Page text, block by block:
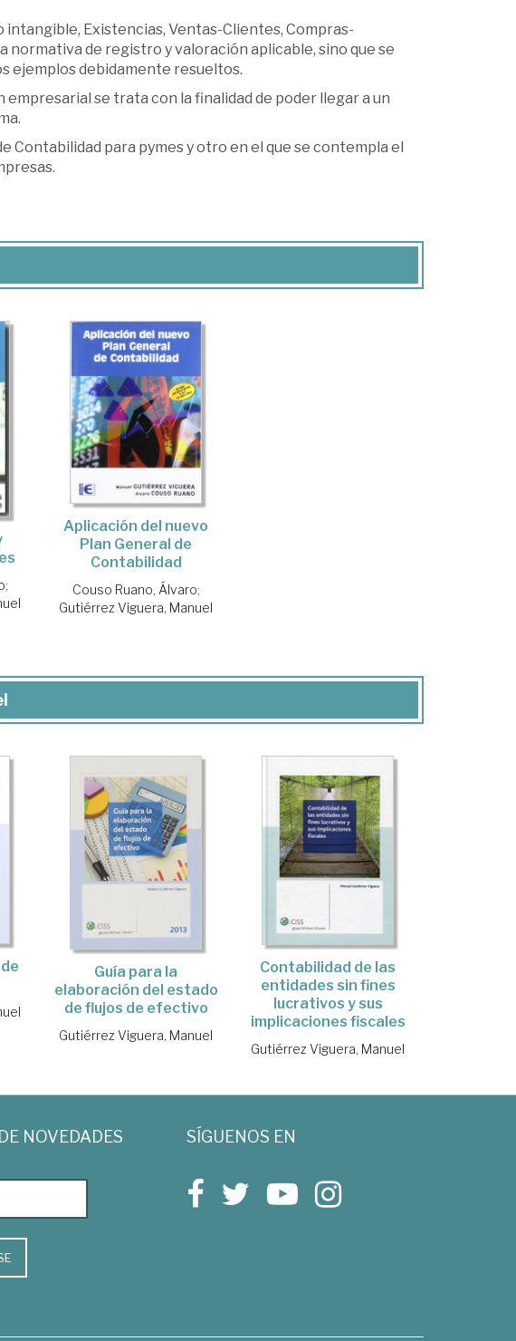
intangible, Existencias, Ventas-Clientes, Compras-
normativa de registro y valoración aplicable, sino que se
ejemplos debidamente resueltos.
se trata con la finalidad de poder llegar a un
Contabilidad para pymes y otro en el que se contempla el
;
Aplicación del nuevo
Plan General de
Contabilidad
Couso Ruano, Álvaro;
Gutiérrez Viguera, Manuel
Guía para la
elaboración del estado
de flujos de efectivo
Gutiérrez Viguera, Manuel
Contabilidad de las
entidades sin fines
lucrativos y sus
implicaciones fiscales
Gutiérrez Viguera, Manuel
NOVEDADES SÍGUENOS EN